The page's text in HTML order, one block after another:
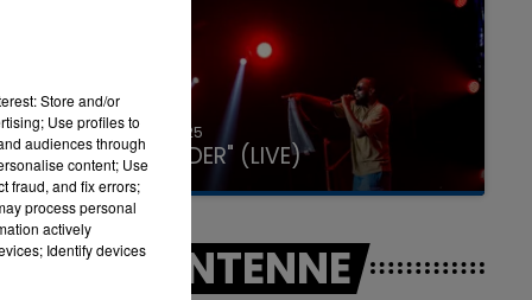
31 janvier 2025
GIMS "SPIDER" (LIVE)
A L'ANTENNE
Store and/or
Use profiles to
audiences through
content; Use
fraud, and fix errors;
process personal
actively
Identify devices